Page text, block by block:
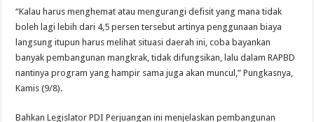
“Kalau harus menghemat atau mengurangi defisit yang mana tidak
boleh lagi lebih dari 4,5 persen tersebut artinya penggunaan biaya
langsung itupun harus melihat situasi daerah ini, coba bayankan
banyak pembangunan mangkrak, tidak difungsikan, lalu dalam RAPBD
nantinya program yang hampir sama juga akan muncul,” Pungkasnya,
Kamis (9/8).
Bahkan Legislator PDI Perjuangan ini menjelaskan pembangunan